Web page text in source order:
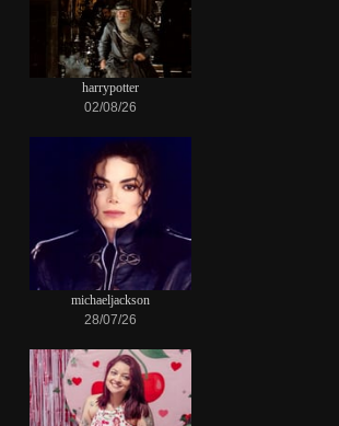
harrypotter
02/08/26
michaeljackson
28/07/26